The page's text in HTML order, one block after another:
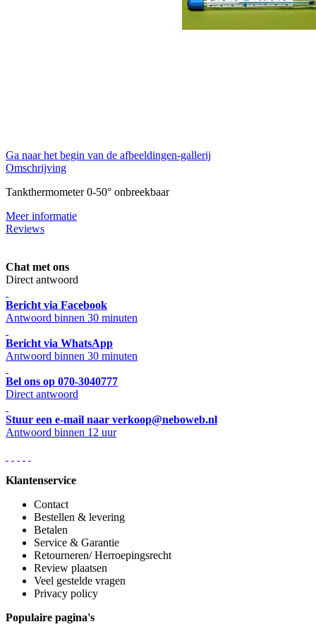
Ga naar het begin van de afbeeldingen-gallerij
Omschrijving
Tankthermometer 0-50° onbreekbaar
Meer informatie
Reviews
Chat met ons
Direct antwoord
Bericht via Facebook
Antwoord binnen 30 minuten
Bericht via WhatsApp
Antwoord binnen 30 minuten
Bel ons op 070-3040777
Direct antwoord
Stuur een e-mail naar verkoop@neboweb.nl
Antwoord binnen 12 uur
Klantenservice
Contact
Bestellen & levering
Betalen
Service & Garantie
Retourneren/ Herroepingsrecht
Review plaatsen
Veel gestelde vragen
Privacy policy
Populaire pagina's